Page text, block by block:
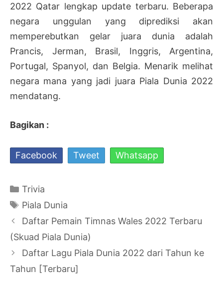
2022 Qatar lengkap update terbaru. Beberapa
negara unggulan yang diprediksi akan
memperebutkan gelar juara dunia adalah
Prancis, Jerman, Brasil, Inggris, Argentina,
Portugal, Spanyol, dan Belgia. Menarik melihat
negara mana yang jadi juara Piala Dunia 2022
mendatang.
Bagikan :
Facebook Tweet Whatsapp
Kategori
Trivia
Tag
Piala Dunia
Navigasi
Tulisan
Daftar Pemain Timnas Wales 2022 Terbaru
(Skuad Piala Dunia)
Daftar Lagu Piala Dunia 2022 dari Tahun ke
Tahun [Terbaru]